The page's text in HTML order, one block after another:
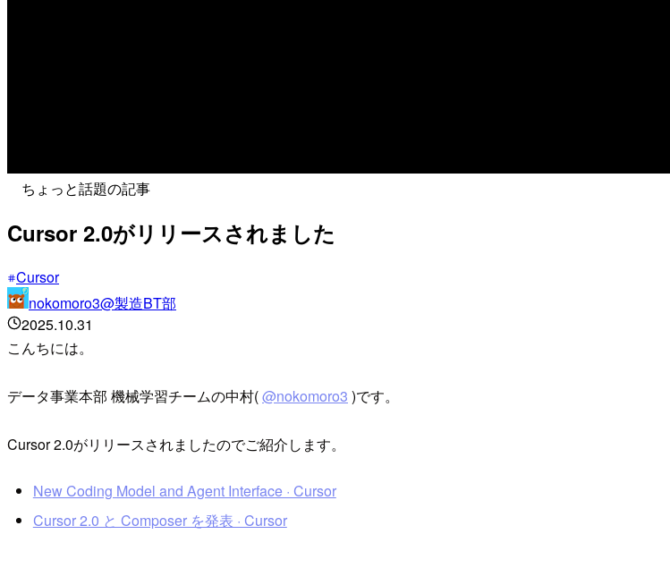
ちょっと話題の記事
Cursor 2.0がリリースされました
Cursor
nokomoro3@製造BT部
2025.10.31
こんちには。
データ事業本部 機械学習チームの中村(@nokomoro3 )です。
Cursor 2.0がリリースされましたのでご紹介します。
New Coding Model and Agent Interface · Cursor
Cursor 2.0 と Composer を発表 · Cursor